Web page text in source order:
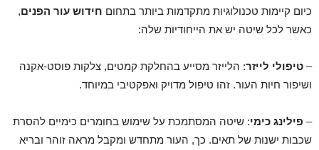
כיום קיימות טכנולוגיות מתקדמות ביותר בתחום חידוש עור הפנים,
כאשר לכל שיטה יש את הייחודיות שלה:
– טיפולי לייזר: הלייזר מסייע בהחלקת קמטים, צלקות פוסט-אקנה
ושיפור חיות העור. זהו טיפול מדויק ואפקטיבי במיוחד.
– פילינג כימי: שיטה המסתמכת על שימוש בחומרים כימיים להסרת
שכבות ישנות של תאים. כך, העור מתחדש ומקבל מראה זוהר ובריא